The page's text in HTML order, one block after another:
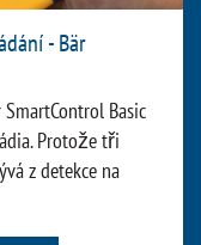
- Bär
Basic
Protože tři
z detekce na